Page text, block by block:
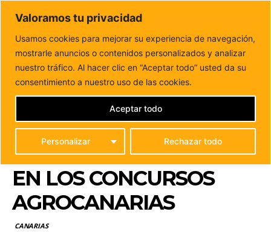
Valoramos tu privacidad
Usamos cookies para mejorar su experiencia de navegación,
mostrarle anuncios o contenidos personalizados y analizar
nuestro tráfico. Al hacer clic en “Aceptar todo” usted da su
consentimiento a nuestro uso de las cookies.
Personalizar Rechazar todo
Aceptar todo
DUNAS FM
Tu informacion de forma cercana
Inicio CANARIAS
El Cabildo felicita a las marcas majoreras
premiadas este año en los...
EL CABILDO FELICITA A
LAS MARCAS
MAJORERAS
PREMIADAS ESTE AÑO
EN LOS CONCURSOS
AGROCANARIAS
CANARIAS